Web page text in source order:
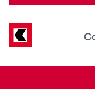
Direkt
Inhalt